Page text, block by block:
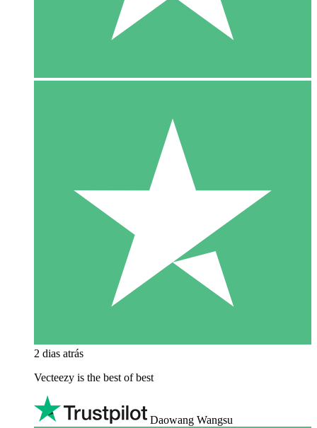
2 dias atrás
Vecteezy is the best of best
Daowang Wangsu